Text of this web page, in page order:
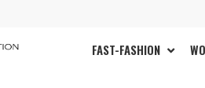
FAST-FASHION